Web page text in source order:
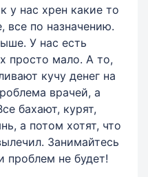
у нас хрен какие то
все по назначению.
У нас есть
просто мало. А то,
кучу денег на
врачей, а
бахают, курят,
а потом хотят, что
Занимайтесь
проблем не будет!